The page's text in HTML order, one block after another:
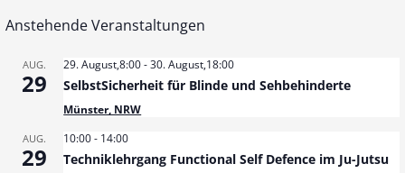
Anstehende Veranstaltungen
AUG.
29
29. August,8:00-30. August,18:00
SelbstSicherheit für Blinde und Sehbehinderte
Münster, NRW
AUG.
29
10:00- 14:00
Techniklehrgang Functional Self Defence im Ju-Jutsu